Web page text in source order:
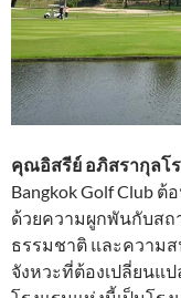
คุณอิสรีย์ อภิสรากุลโ
Bangkok Golf Club
ด้วยความผูกพันกับสถ
ธรรมชาติ และความส
จังหวะที่ต้องเปลี่ยนแ